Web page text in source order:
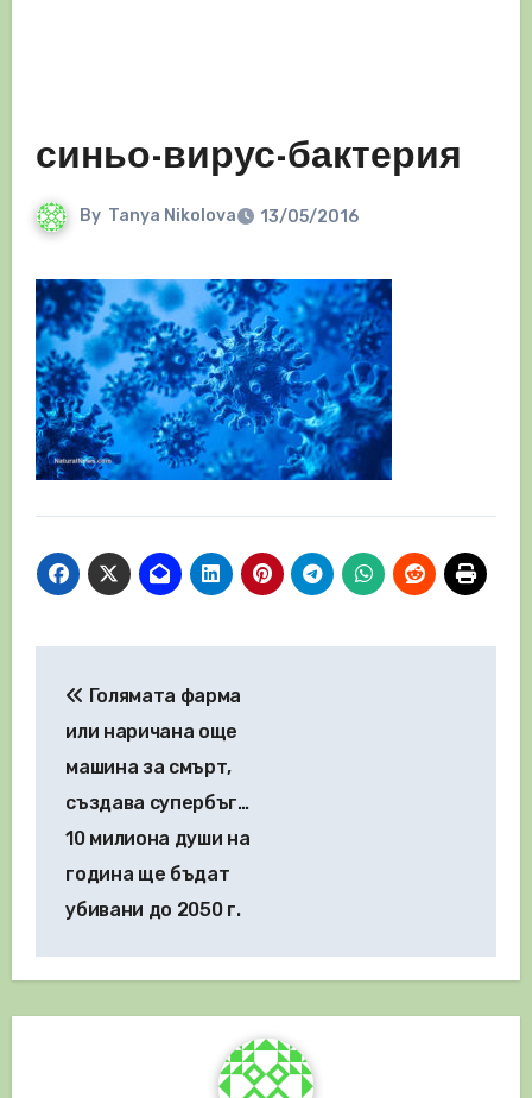
синьо-вирус-бактерия
By Tanya Nikolova 13/05/2016
Голямата фарма
или наричана още
машина за смърт,
създава супербъг…
10 милиона души на
година ще бъдат
убивани до 2050 г.